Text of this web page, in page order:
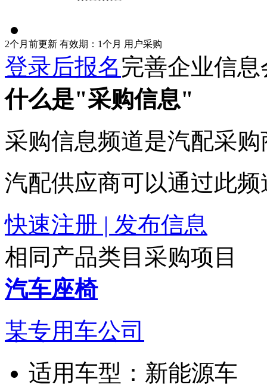
2个月前更新 有效期：1个月 用户采购
登录后报名完善企业信
什么是"采购信息"
采购信息频道是汽配采
汽配供应商可以通过此
快速注册 | 发布信息
相同产品类目采购项目
汽车座椅
某专用车公司
适用车型： 新能源车